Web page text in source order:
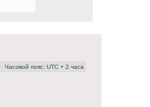
Часовой пояс: UTC + 2 часа